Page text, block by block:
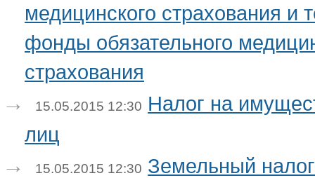
медицинского страхования и
фонды обязательного
страхования
15.05.2015 12:30 Налог на
лиц
15.05.2015 12:30 Земельный